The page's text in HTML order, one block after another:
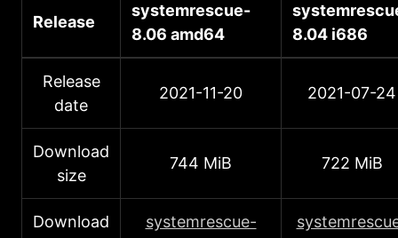
Release
systemrescue-
8.06 amd64
8.04 i686
Release
date
2021-11-20 2021-07-24
Download
size
744 MiB 722 MiB
Download
systemrescue-